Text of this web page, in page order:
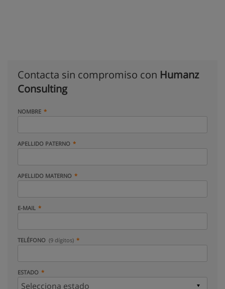
Contacta sin compromiso con Humanz
Consulting
NOMBRE
APELLIDO PATERNO
APELLIDO MATERNO
E-MAIL
TELÉFONO (9 dígitos)
ESTADO